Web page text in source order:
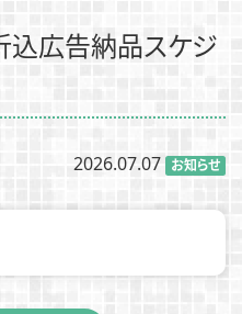
広告納品スケジ
2026.07.07 お知らせ